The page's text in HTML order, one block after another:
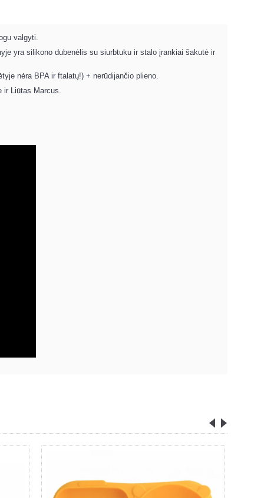
valgyti.
yra silikono dubenėlis su siurbtuku ir stalo įrankiai šakutė ir
nėra BPA ir ftalatų!) + nerūdijančio plieno.
ir Liūtas Marcus.